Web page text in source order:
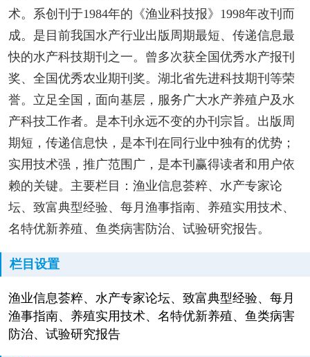
术。系创刊于1984年的《渔业科技报》1998年改刊而
成。是目前我国水产行业出版周期最短、传递信息最
快的水产科技期刊之一。曾多次获全国优秀水产报刊
奖、全国优秀农业期刊奖。湖北省先进科技期刊等荣
誉。立足全国，面向基层，服务广大水产养殖户及水
产科技工作者。是本刊永远不变的办刊宗旨。出版周
期短，传递信息快，是本刊在同行业中独有的优势；
实用技术强，推广范围广，是本刊赢得读者和用户依
赖的关键。主要栏目：渔业信息荟粹、水产专家论
坛、致富典型经验、每月渔事指南、养殖实用技术、
名特优新养殖、鱼类病害防治、试验研究报告。
栏目设置
渔业信息荟粹、水产专家论坛、致富典型经验、每月
渔事指南、养殖实用技术、名特优新养殖、鱼类病害
防治、试验研究报告